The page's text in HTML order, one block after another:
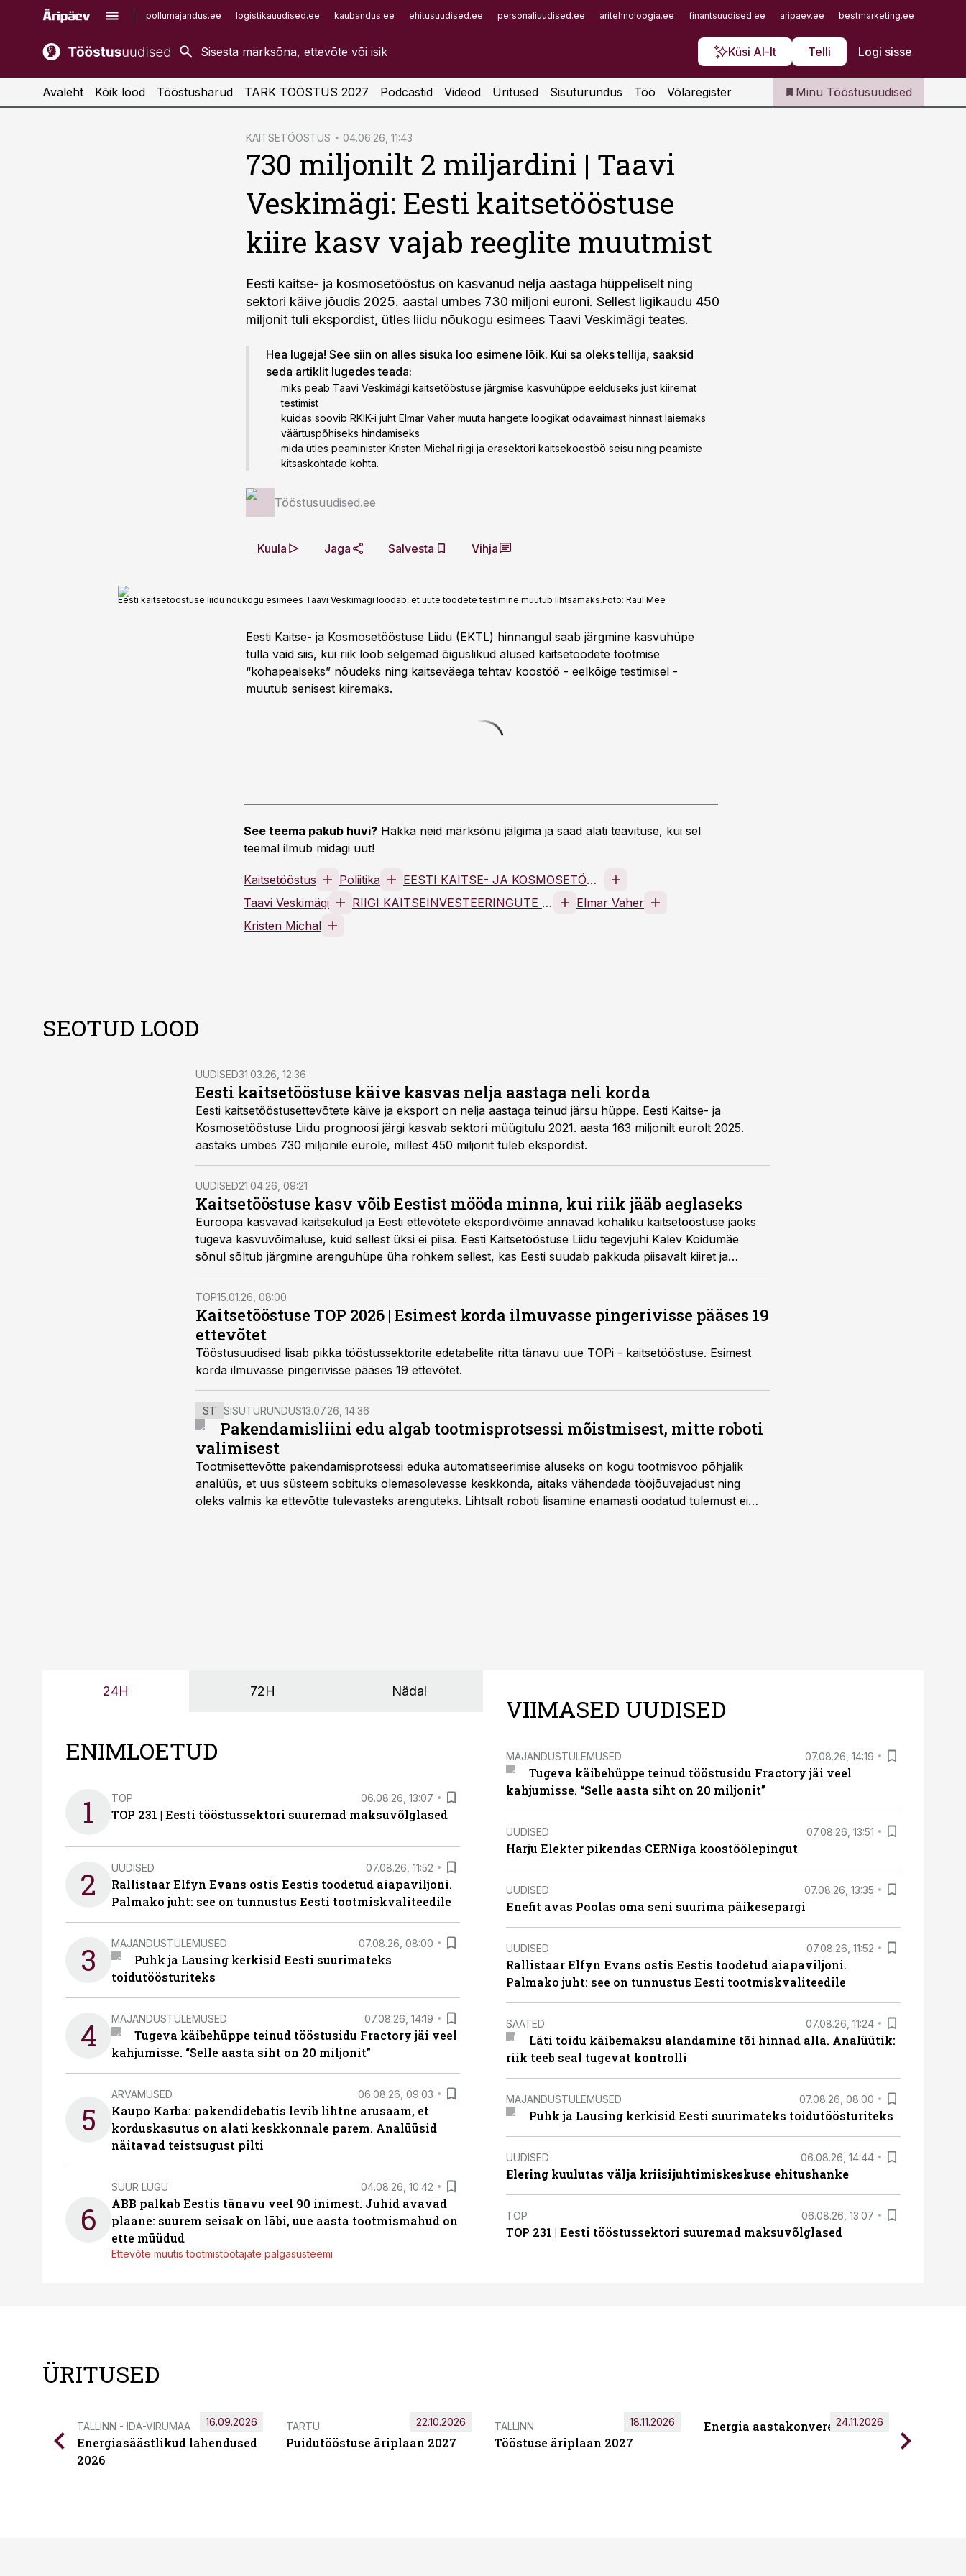
pollumajandus.ee logistikauudised.ee kaubandus.ee ehitusuudised.ee personaliuudised.ee aritehnoloogia.ee finantsuudised.ee aripaev.ee bestmarketing.ee
Küsi AI-lt Telli Logi sisse
kaubandus.ee
kinnisvarauudised.ee
imelineajalugu.ee
Infopank
Iseteenindus
Telli Tööstusuudised
Avaleht Kõik lood Tööstusharud TARK TÖÖSTUS 2027 Podcastid Videod Üritused Sisuturundus Töö Võlaregister Minu Tööstusuudised
KAITSETÖÖSTUS 04.06.26, 11:43
730 miljonilt 2 miljardini | Taavi
Veskimägi: Eesti kaitsetööstuse
kiire kasv vajab reeglite muutmist
Eesti kaitse- ja kosmosetööstus on kasvanud nelja aastaga hüppeliselt ning
sektori käive jõudis 2025. aastal umbes 730 miljoni euroni. Sellest ligikaudu 450
miljonit tuli ekspordist, ütles liidu nõukogu esimees Taavi Veskimägi teates.
Hea lugeja! See siin on alles sisuka loo esimene lõik. Kui sa oleks tellija, saaksid
seda artiklit lugedes teada:
miks peab Taavi Veskimägi kaitsetööstuse järgmise kasvuhüppe eelduseks just kiiremat
testimist
kuidas soovib RKIK-i juht Elmar Vaher muuta hangete loogikat odavaimast hinnast laiemaks
väärtuspõhiseks hindamiseks
mida ütles peaminister Kristen Michal riigi ja erasektori kaitsekoostöö seisu ning peamiste
kitsaskohtade kohta.
Tööstusuudised.ee
Kuula Jaga Salvesta Vihja
Eesti kaitsetööstuse liidu nõukogu esimees Taavi Veskimägi loodab, et uute toodete testimine muutub lihtsamaks.Foto: Raul Mee
Eesti Kaitse- ja Kosmosetööstuse Liidu (EKTL) hinnangul saab järgmine kasvuhüpe
tulla vaid siis, kui riik loob selgemad õiguslikud alused kaitsetoodete tootmise
“kohapealseks” nõudeks ning kaitseväega tehtav koostöö - eelkõige testimisel -
muutub senisest kiiremaks.
See teema pakub huvi? Hakka neid märksõnu jälgima ja saad alati teavituse, kui sel
teemal ilmub midagi uut!
Kaitsetööstus Poliitika
EESTI KAITSE- JA KOSMOSETÖÖSTUSE LIIT MTÜ
Taavi Veskimägi
RIIGI KAITSEINVESTEERINGUTE KESKUS TRAS
Elmar Vaher
Kristen Michal
SEOTUD LOOD
UUDISED31.03.26, 12:36
Eesti kaitsetööstuse käive kasvas nelja aastaga neli korda
Eesti kaitsetööstusettevõtete käive ja eksport on nelja aastaga teinud järsu hüppe. Eesti Kaitse- ja
Kosmosetööstuse Liidu prognoosi järgi kasvab sektori müügitulu 2021. aasta 163 miljonilt eurolt 2025.
aastaks umbes 730 miljonile eurole, millest 450 miljonit tuleb ekspordist.
UUDISED21.04.26, 09:21
Kaitsetööstuse kasv võib Eestist mööda minna, kui riik jääb aeglaseks
Euroopa kasvavad kaitsekulud ja Eesti ettevõtete ekspordivõime annavad kohaliku kaitsetööstuse jaoks
tugeva kasvuvõimaluse, kuid sellest üksi ei piisa. Eesti Kaitsetööstuse Liidu tegevjuhi Kalev Koidumäe
sõnul sõltub järgmine arenguhüpe üha rohkem sellest, kas Eesti suudab pakkuda piisavalt kiiret ja
usaldusväärset keskkonda tootmise, investeeringute ja tootearenduse kasvatamiseks.
TOP15.01.26, 08:00
Kaitsetööstuse TOP 2026 | Esimest korda ilmuvasse pingerivisse pääses 19
ettevõtet
Tööstusuudised lisab pikka tööstussektorite edetabelite ritta tänavu uue TOPi - kaitsetööstuse. Esimest
korda ilmuvasse pingerivisse pääses 19 ettevõtet.
ST SISUTURUNDUS13.07.26, 14:36
Pakendamisliini edu algab tootmisprotsessi mõistmisest, mitte roboti
valimisest
Tootmisettevõtte pakendamisprotsessi eduka automatiseerimise aluseks on kogu tootmisvoo põhjalik
analüüs, et uus süsteem sobituks olemasolevasse keskkonda, aitaks vähendada tööjõuvajadust ning
oleks valmis ka ettevõtte tulevasteks arenguteks. Lihtsalt roboti lisamine enamasti oodatud tulemust ei
24H 72H Nädal
ENIMLOETUD
1 TOP 06.08.26, 13:07
TOP 231 | Eesti tööstussektori suuremad maksuvõlglased
2 UUDISED 07.08.26, 11:52
Rallistaar Elfyn Evans ostis Eestis toodetud aiapaviljoni.
Palmako juht: see on tunnustus Eesti tootmiskvaliteedile
3 MAJANDUSTULEMUSED 07.08.26, 08:00
Puhk ja Lausing kerkisid Eesti suurimateks
toidutöösturiteks
4 MAJANDUSTULEMUSED 07.08.26, 14:19
Tugeva käibehüppe teinud tööstusidu Fractory jäi veel
kahjumisse. “Selle aasta siht on 20 miljonit”
5
ARVAMUSED 06.08.26, 09:03
Kaupo Karba: pakendidebatis levib lihtne arusaam, et
korduskasutus on alati keskkonnale parem. Analüüsid
näitavad teistsugust pilti
6
SUUR LUGU 04.08.26, 10:42
ABB palkab Eestis tänavu veel 90 inimest. Juhid avavad
plaane: suurem seisak on läbi, uue aasta tootmismahud on
ette müüdud
Ettevõte muutis tootmistöötajate palgasüsteemi
VIIMASED UUDISED
MAJANDUSTULEMUSED 07.08.26, 14:19
Tugeva käibehüppe teinud tööstusidu Fractory jäi veel
kahjumisse. “Selle aasta siht on 20 miljonit”
UUDISED 07.08.26, 13:51
Harju Elekter pikendas CERNiga koostöölepingut
UUDISED 07.08.26, 13:35
Enefit avas Poolas oma seni suurima päikesepargi
UUDISED 07.08.26, 11:52
Rallistaar Elfyn Evans ostis Eestis toodetud aiapaviljoni.
Palmako juht: see on tunnustus Eesti tootmiskvaliteedile
SAATED 07.08.26, 11:24
Läti toidu käibemaksu alandamine tõi hinnad alla. Analüütik:
riik teeb seal tugevat kontrolli
MAJANDUSTULEMUSED 07.08.26, 08:00
Puhk ja Lausing kerkisid Eesti suurimateks toidutöösturiteks
UUDISED 06.08.26, 14:44
Elering kuulutas välja kriisijuhtimiskeskuse ehitushanke
TOP 06.08.26, 13:07
TOP 231 | Eesti tööstussektori suuremad maksuvõlglased
ÜRITUSED
TALLINN - IDA-VIRUMAA
Energiasäästlikud lahendused
2026
16.09.2026 TARTU
Puidutööstuse äriplaan 2027
22.10.2026 TALLINN
Tööstuse äriplaan 2027
18.11.2026 Energia aastakonverents 2026
24.11.2026